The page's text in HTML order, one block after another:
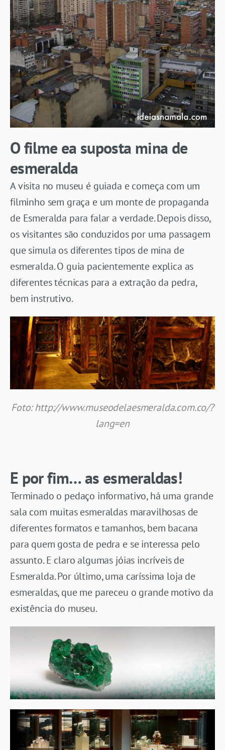
O filme ea suposta mina de
esmeralda
A visita no museu é guiada e começa com um
filminho sem graça e um monte de propaganda
de Esmeralda para falar a verdade. Depois disso,
os visitantes são conduzidos por uma passagem
que simula os diferentes tipos de mina de
esmeralda. O guia pacientemente explica as
diferentes técnicas para a extração da pedra,
bem instrutivo.
Foto: http://www.museodelaesmeralda.com.co/?
lang=en
E por fim… as esmeraldas!
Terminado o pedaço informativo, há uma grande
sala com muitas esmeraldas maravilhosas de
diferentes formatos e tamanhos, bem bacana
para quem gosta de pedra e se interessa pelo
assunto. E claro algumas jóias incríveis de
Esmeralda. Por último, uma caríssima loja de
esmeraldas, que me pareceu o grande motivo da
existência do museu.